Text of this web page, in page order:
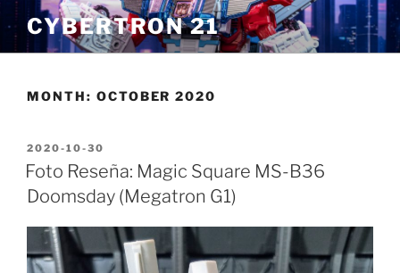
Skip
to
content
CYBERTRON 21
MONTH: OCTOBER 2020
POSTED
ON
2020-10-30
Foto Reseña: Magic Square MS-B36
Doomsday (Megatron G1)